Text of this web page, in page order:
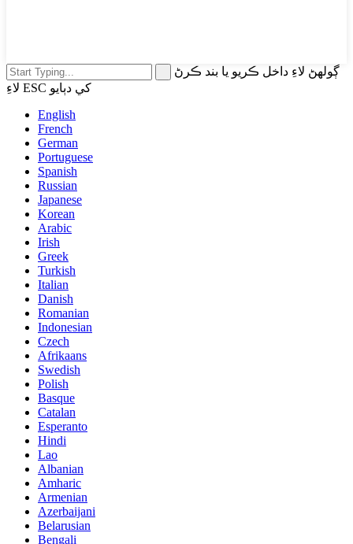
ڳولهڻ لاءِ داخل ڪريو يا بند ڪرڻ
لاءِ ESC کي دٻايو
English
French
German
Portuguese
Spanish
Russian
Japanese
Korean
Arabic
Irish
Greek
Turkish
Italian
Danish
Romanian
Indonesian
Czech
Afrikaans
Swedish
Polish
Basque
Catalan
Esperanto
Hindi
Lao
Albanian
Amharic
Armenian
Azerbaijani
Belarusian
Bengali